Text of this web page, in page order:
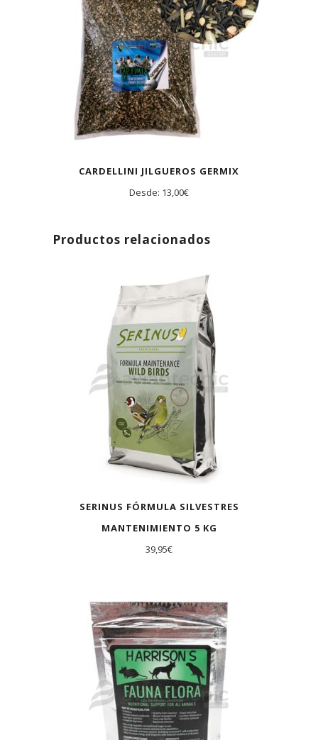
CARDELLINI JILGUEROS GERMIX
Desde: 13,00€
Productos relacionados
SERINUS FÓRMULA SILVESTRES
MANTENIMIENTO 5 KG
39,95€